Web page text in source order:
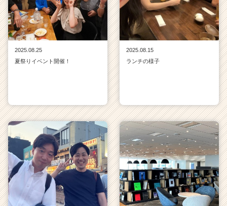
2025.08.25
夏祭りイベント開催！
2025.08.15
ランチの様子